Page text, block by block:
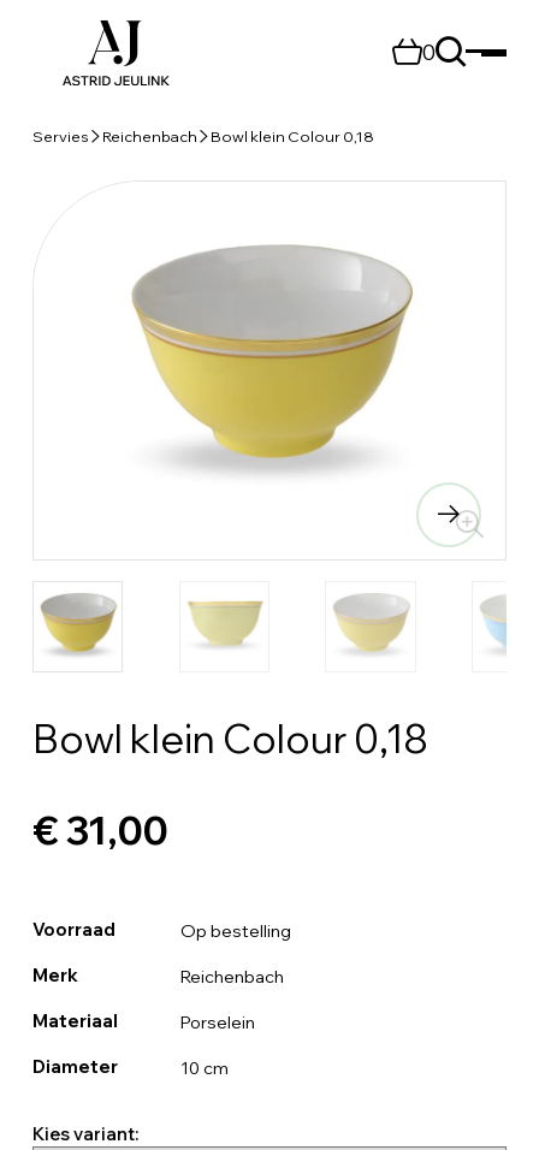
0
Servies Reichenbach Bowl klein Colour 0,18
Bowl klein Colour 0,18
€ 31,00
Voorraad Op bestelling
Merk Reichenbach
Materiaal Porselein
Diameter 10 cm
Kies variant: